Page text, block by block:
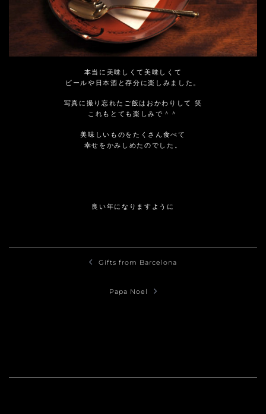
本当に美味しくて美味しくて
ビールや日本酒と存分に楽しみました。
写真に撮り忘れたご飯はおかわりして 笑
これもとても楽しみで＾＾
美味しいものをたくさん食べて
幸せをかみしめたのでした。
良い年になりますように
ン
Gifts from Barcelona
Papa Noel